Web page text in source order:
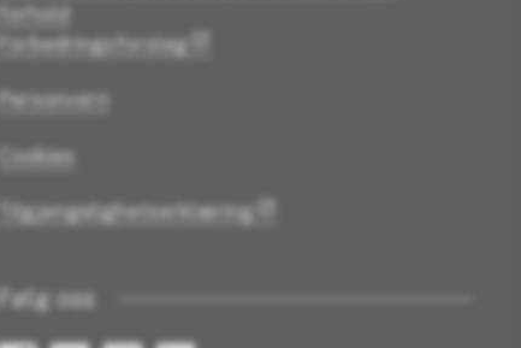
forhold
Forbedringsforslag
Personvern
Cookies
Tilgjengelighetserklæring
Følg oss